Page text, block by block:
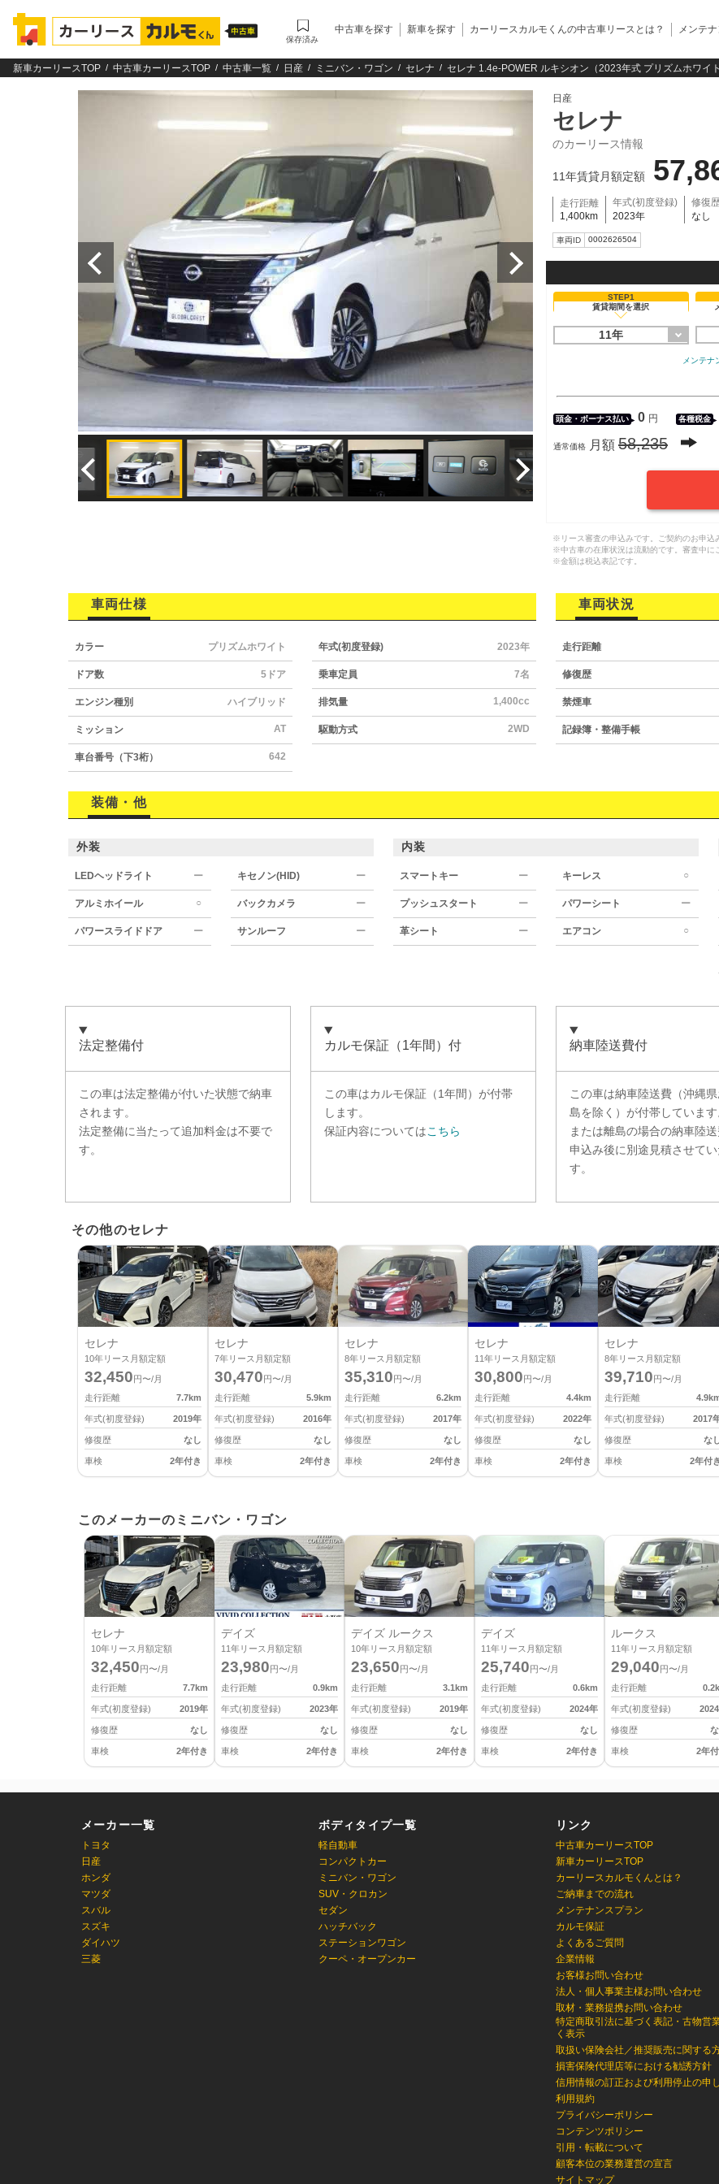
保存済み
中古車を探す 新車を探す カーリースカルモくんの中古車リースとは？ メンテ
新車カーリースTOP 中古車カーリースTOP 中古車一覧 日産 ミニバン・ワゴン セレナ セレナ 1.4e-POWER ルキシオン（2023年式 プリズムホワイト
日産
セレナ
のカーリース情報
11年賃貸月額定額
走行距離
1,400km
年式(初度登録)
2023年
修復
なし
車両ID 0002626504
STEP1
賃貸期間を選択
11年
メンテナ
頭金・ボーナス払い 0 円 各種税金
通常価格 月額 58,235
※リース審査の申込みです。ご契約のお申込
※中古車の在庫状況は流動的です。審査中に
※金額は税込表記です。
車両仕様
カラー プリズムホワイト 年式(初度登録) 2023年
ドア数 5ドア 乗車定員 7名
エンジン種別 ハイブリッド 排気量 1,400cc
ミッション AT 駆動方式 2WD
車台番号（下3桁） 642
車両状況
走行距離
修復歴
禁煙車
記録簿・整備手帳
装備・他
外装
LEDヘッドライト ー キセノン(HID) ー
アルミホイール ○ バックカメラ ー
パワースライドドア ー サンルーフ ー
内装
スマートキー ー キーレス ○
プッシュスタート ー パワーシート ー
革シート ー エアコン ○
法定整備付
この車は法定整備が付いた状態で納車
されます。
法定整備に当たって追加料金は不要で
す。
カルモ保証（1年間）付
この車はカルモ保証（1年間） が付帯
します。
保証内容についてはこちら
納車陸送費付
この車は納車陸送費（沖縄
島を除く）が付帯していま
または離島の場合の納車陸
申込み後に別途見積させてい
す。
その他のセレナ
セレナ
10年リース月額定額
32,450 円〜/月
走行距離
7.7km
年式(初度登録) 2019年
修復歴 なし
車検 2年付き
セレナ
7年リース月額定額
30,470 円〜/月
走行距離
5.9km
年式(初度登録) 2016年
修復歴 なし
車検 2年付き
セレナ
8年リース月額定額
35,310 円〜/月
走行距離
6.2km
年式(初度登録) 2017年
修復歴 なし
車検 2年付き
セレナ
11年リース月額定額
30,800 円〜/月
走行距離
4.4km
年式(初度登録) 2022年
修復歴 なし
車検 2年付き
セレナ
8年リース月額定額
39,710 円〜/月
走行距離
4.9
年式(初度登録) 2017
修復歴 な
車検 2年付き
このメーカーのミニバン・ワゴン
セレナ
10年リース月額定額
32,450 円〜/月
走行距離
7.7km
年式(初度登録) 2019年
修復歴 なし
車検 2年付き
デイズ
11年リース月額定額
23,980 円〜/月
走行距離
0.9km
年式(初度登録) 2023年
修復歴 なし
車検 2年付き
デイズ ルークス
10年リース月額定額
23,650 円〜/月
走行距離
3.1km
年式(初度登録) 2019年
修復歴 なし
車検 2年付き
デイズ
11年リース月額定額
25,740 円〜/月
走行距離
0.6km
年式(初度登録) 2024年
修復歴 なし
車検 2年付き
ルークス
11年リース月額定額
29,040 円〜/月
走行距離
0.2
年式(初度登録) 2024
修復歴
車検 2年
メーカー一覧
トヨタ
日産
ホンダ
マツダ
スバル
スズキ
ダイハツ
三菱
ボディタイプ一覧
軽自動車
コンパクトカー
ミニバン・ワゴン
SUV・クロカン
セダン
ハッチバック
ステーションワゴン
クーペ・オープンカー
リンク
中古車カーリースTOP
新車カーリースTOP
カーリースカルモくんとは？
ご納車までの流れ
メンテナンスプラン
カルモ保証
よくあるご質問
企業情報
お客様お問い合わせ
法人・個人事業主様お問い合わせ
取材・業務提携お問い合わせ
特定商取引法に基づく表記・古物営
く表示
取扱い保険会社／推奨販売に関する
損害保険代理店等における勧誘方針
信用情報の訂正および利用停止の申
利用規約
プライバシーポリシー
コンテンツポリシー
引用・転載について
顧客本位の業務運営の宣言
サイトマップ